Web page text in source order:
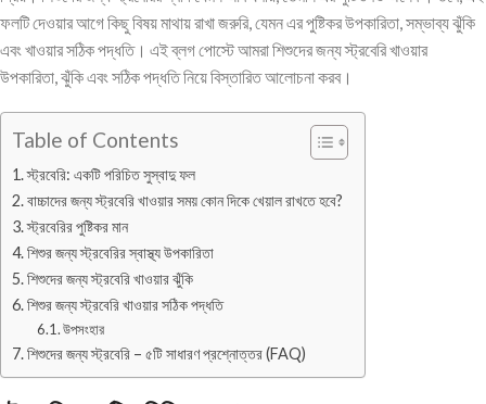
ফলটি দেওয়ার আগে কিছু বিষয় মাথায় রাখা জরুরি, যেমন এর পুষ্টিকর উপকারিতা, সম্ভাব্য ঝুঁকি
এবং খাওয়ার সঠিক পদ্ধতি। এই ব্লগ পোস্টে আমরা শিশুদের জন্য স্ট্রবেরি খাওয়ার
উপকারিতা, ঝুঁকি এবং সঠিক পদ্ধতি নিয়ে বিস্তারিত আলোচনা করব।
Table of Contents
স্ট্রবেরি: একটি পরিচিত সুস্বাদু ফল
বাচ্চাদের জন্য স্ট্রবেরি খাওয়ার সময় কোন দিকে খেয়াল রাখতে হবে?
স্ট্রবেরির পুষ্টিকর মান
শিশুর জন্য স্ট্রবেরির স্বাস্থ্য উপকারিতা
শিশুদের জন্য স্ট্রবেরি খাওয়ার ঝুঁকি
শিশুর জন্য স্ট্রবেরি খাওয়ার সঠিক পদ্ধতি
উপসংহার
শিশুদের জন্য স্ট্রবেরি – ৫টি সাধারণ প্রশ্নোত্তর (FAQ)